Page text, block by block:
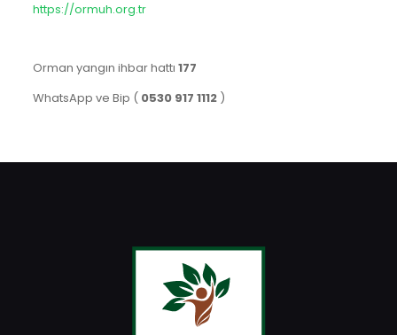
https://ormuh.org.tr
Orman yangın ihbar hattı 177
WhatsApp ve Bip ( 0530 917 1112 )